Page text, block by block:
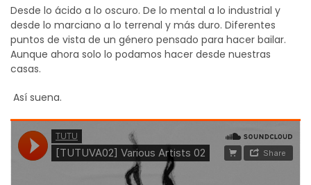
Desde lo ácido a lo oscuro. De lo mental a lo industrial y
desde lo marciano a lo terrenal y más duro. Diferentes
puntos de vista de un género pensado para hacer bailar.
Aunque ahora solo lo podamos hacer desde nuestras
casas.
Así suena.